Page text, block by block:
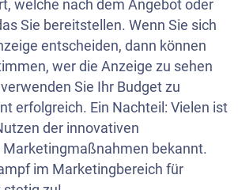
welche nach dem Angebot oder
Sie bereitstellen. Wenn Sie sich
entscheiden, dann können
wer die Anzeige zu sehen
Sie Ihr Budget zu
erfolgreich. Ein Nachteil: Vielen ist
der innovativen
Marketingmaßnahmen bekannt.
im Marketingbereich für